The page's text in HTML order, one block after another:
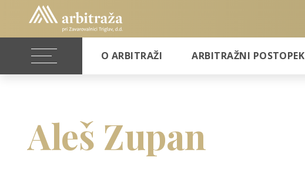
O ARBITRAŽI ARBITRAŽNI POSTOPEK
Aleš Zupan